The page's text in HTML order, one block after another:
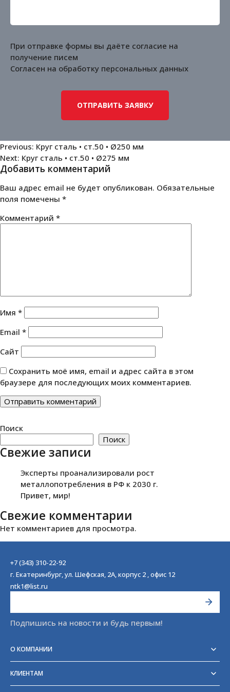
При отправке формы вы даёте согласие на
получение писем
Согласен на обработку персональных данных
Навигация
по
записям
Previous: Круг сталь • ст.50 • Ø250 мм
Next: Круг сталь • ст.50 • Ø275 мм
Добавить комментарий
Ваш адрес email не будет опубликован. Обязательные
поля помечены *
Комментарий *
Имя *
Email *
Сайт
Сохранить моё имя, email и адрес сайта в этом
браузере для последующих моих комментариев.
Поиск
Поиск
Свежие записи
Эксперты проанализировали рост
металлопотребления в РФ к 2030 г.
Привет, мир!
Свежие комментарии
Нет комментариев для просмотра.
+7 (343) 310-22-92
г. Екатеринбург, ул. Шефская, 2А, корпус 2 , офис 12
ntk1@list.ru
Подпишись на новости и будь первым!
О КОМПАНИИ
Отзывы
Блог
КЛИЕНТАМ